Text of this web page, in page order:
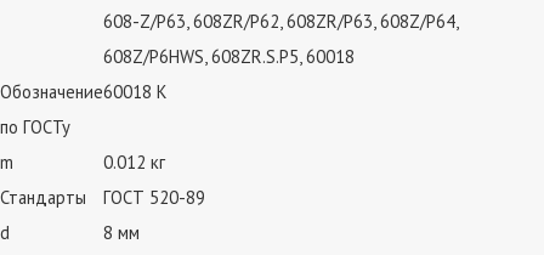
608-Z/P63, 608ZR/P62, 608ZR/P63, 608Z/P64,
608Z/P6HWS, 608ZR.S.P5, 60018
Обозначение
по ГОСТу
60018 К
m
0.012 кг
Стандарты
ГОСТ 520-89
d
8 мм